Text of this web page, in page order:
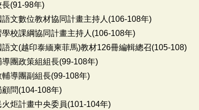
(91-98年)
文數位教材協同計畫主持人(106-108年)
校課綱協同計畫主持人(106-108年)
文(越印泰緬柬菲馬)教材126冊編輯總召(105-108)
團政策組組長(99-108年)
導團副組長(99-108年)
問(104-108年)
炬計畫中央委員(101-104年)